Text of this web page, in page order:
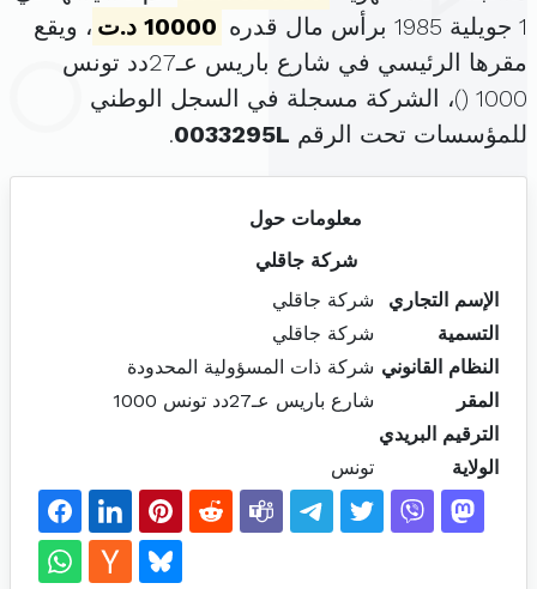
1 جويلية 1985 برأس مال قدره
10000 د.ت
، ويقع
مقرها الرئيسي في شارع باريس عـ27دد تونس
1000 ( )، الشركة مسجلة في السجل الوطني
للمؤسسات تحت الرقم 0033295L
.
معلومات حول
شركة جاقلي
الإسم التجاري
شركة جاقلي
التسمية
شركة جاقلي
النظام القانوني شركة ذات المسؤولية المحدودة
المقر
شارع باريس عـ27دد تونس 1000
الترقيم البريدي
الولاية
تونس